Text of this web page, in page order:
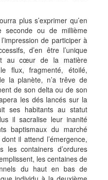
plus s’exprimer qu’en
seconde ou de millième
de participer à
d’en être l’unique
au cœur de la matière
flux, fragmenté, étoilé,
la planète, n’a trêve de
de son delta ou de son
les dés lancés sur la
ses habitants au statut
il sacralise leur inanité
baptismaux du marché
il attend l’émergence,
les containers d’ordures
les centaines de
du haut en bas de